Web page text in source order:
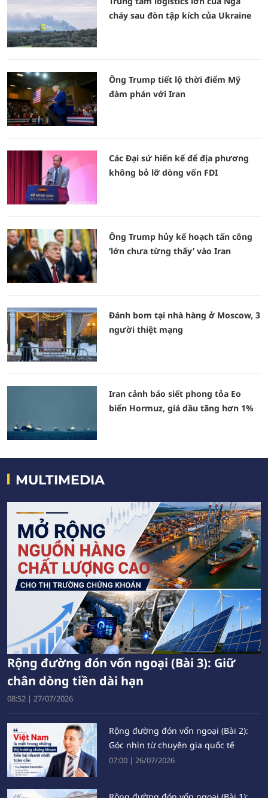
cháy sau đòn tập kích của Ukraine
Ông Trump tiết lộ thời điểm Mỹ
đàm phán với Iran
Các Đại sứ hiến kế để địa phương
không bỏ lỡ dòng vốn FDI
Ông Trump hủy kế hoạch tấn công
‘lớn chưa từng thấy’ vào Iran
Đánh bom tại nhà hàng ở Moscow, 3
người thiệt mạng
Iran cảnh báo siết phong tỏa Eo
biển Hormuz, giá dầu tăng hơn 1%
MULTIMEDIA
Rộng đường đón vốn ngoại (Bài 3): Giữ
chân dòng tiền dài hạn
08:52 | 27/07/2026
Rộng đường đón vốn ngoại (Bài 2):
Góc nhìn từ chuyên gia quốc tế
07:00 | 26/07/2026